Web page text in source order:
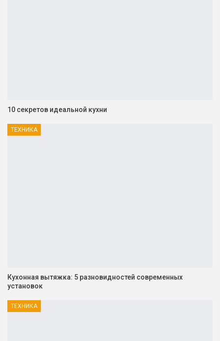
10 секретов идеальной кухни
ТЕХНИКА
Кухонная вытяжка: 5 разновидностей современных
установок
ТЕХНИКА